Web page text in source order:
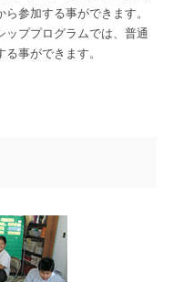
参加する事ができます。
ッププログラムでは、普通
事ができます。